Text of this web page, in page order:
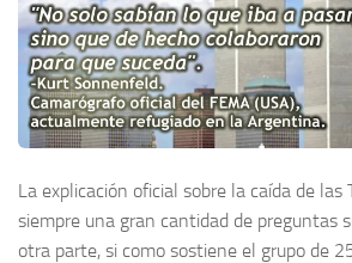
La explicación oficial sobre la caída de las
siempre una gran cantidad de preguntas
otra parte, si como sostiene el grupo de